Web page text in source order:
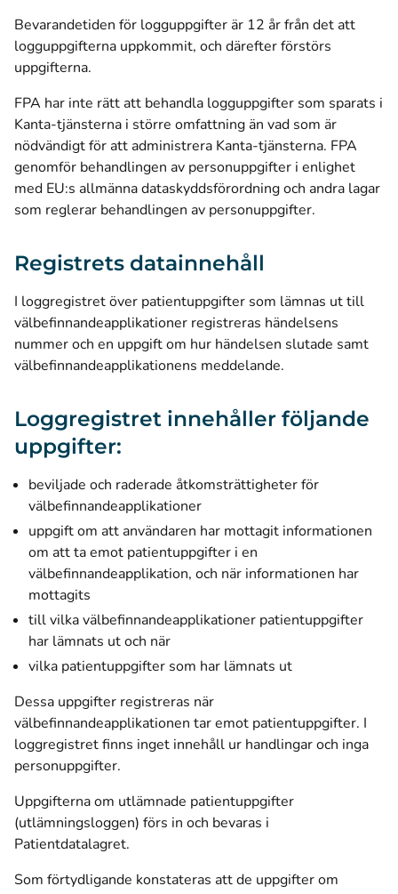
Bevarandetiden för logguppgifter är 12 år från det att
logguppgifterna uppkommit, och därefter förstörs
uppgifterna.
FPA har inte rätt att behandla logguppgifter som sparats i
Kanta-tjänsterna i större omfattning än vad som är
nödvändigt för att administrera Kanta-tjänsterna. FPA
genomför behandlingen av personuppgifter i enlighet
med EU:s allmänna dataskyddsförordning och andra lagar
som reglerar behandlingen av personuppgifter.
Registrets datainnehåll
I loggregistret över patientuppgifter som lämnas ut till
välbefinnandeapplikationer registreras händelsens
nummer och en uppgift om hur händelsen slutade samt
välbefinnandeapplikationens meddelande.
Loggregistret innehåller följande
uppgifter:
beviljade och raderade åtkomsträttigheter för
välbefinnandeapplikationer
uppgift om att användaren har mottagit informationen
om att ta emot patientuppgifter i en
välbefinnandeapplikation, och när informationen har
mottagits
till vilka välbefinnandeapplikationer patientuppgifter
har lämnats ut och när
vilka patientuppgifter som har lämnats ut
Dessa uppgifter registreras när
välbefinnandeapplikationen tar emot patientuppgifter. I
loggregistret finns inget innehåll ur handlingar och inga
personuppgifter.
Uppgifterna om utlämnade patientuppgifter
(utlämningsloggen) förs in och bevaras i
Patientdatalagret.
Som förtydligande konstateras att de uppgifter om